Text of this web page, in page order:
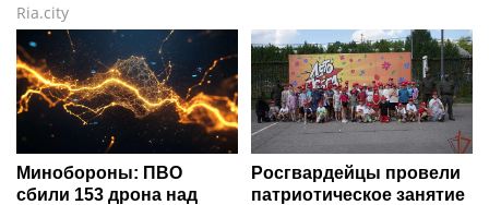
Ria.city
Минобороны: ПВО
сбили 153 дрона над
Росгвардейцы провели
патриотическое занятие